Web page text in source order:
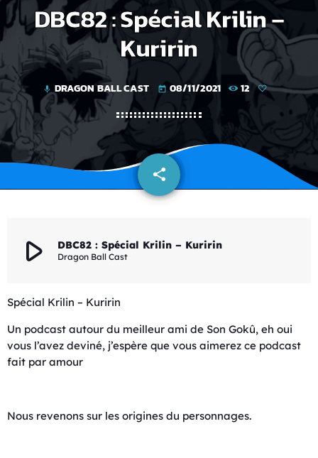
DBC82 : Spécial Krilin –
Kuririn
mic DRAGON BALL CAST today 08/11/2021 12
share
email
play_arrow DBC82 : Spécial Krilin – Kuririn
Dragon Ball Cast
Spécial Krilin – Kuririn
Un podcast autour du meilleur ami de Son Gokû, eh oui
vous l’avez deviné, j’espère que vous aimerez ce podcast
fait par amour
Nous revenons sur les origines du personnages.